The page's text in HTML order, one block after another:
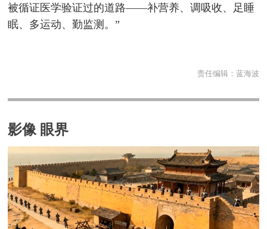
被循证医学验证过的道路——补营养、调吸收、足睡
眠、多运动、勤监测。”
责任编辑： 蓝海波
影像 眼界